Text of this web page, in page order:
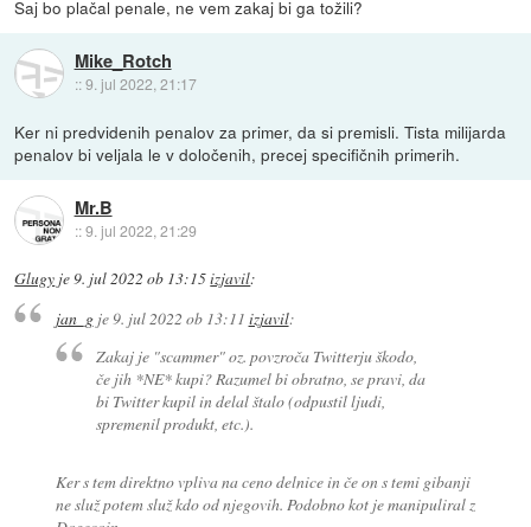
Saj bo plačal penale, ne vem zakaj bi ga tožili?
Mike_Rotch
::9. jul 2022, 21:17
Ker ni predvidenih penalov za primer, da si premisli. Tista milijarda
penalov bi veljala le v določenih, precej specifičnih primerih.
Mr.B
::9. jul 2022, 21:29
Glugy je9. jul 2022 ob 13:15izjavil:
jan_gje 9. jul 2022 ob 13:11 izjavil:
Zakaj je "scammer" oz. povzroča Twitterju škodo,
če jih *NE* kupi? Razumel bi obratno, se pravi, da
bi Twitter kupil in delal štalo (odpustil ljudi,
spremenil produkt, etc.).
Ker s tem direktno vpliva na ceno delnice in če on s temi gibanji
ne služ potem služ kdo od njegovih. Podobno kot je manipuliral z